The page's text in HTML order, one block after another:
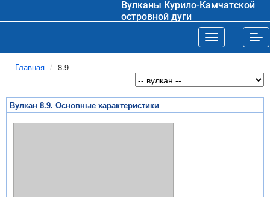
Вулканы Курило-Камчатской
островной дуги
Toggle
Главная 8.9
Вулкан 8.9. Основные характеристики